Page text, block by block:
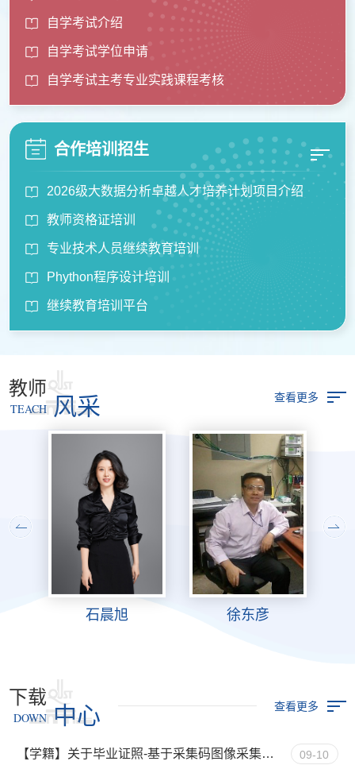
自学考试介绍
自学考试学位申请
自学考试主考专业实践课程考核
合作培训招生
2026级大数据分析卓越人才培养计划项目介绍
教师资格证培训
专业技术人员继续教育培训
Phython程序设计培训
继续教育培训平台
教师
TEACH 风采 查看更多
石晨旭 徐东彦
下载
DOWN 中心 查看更多
【学籍】关于毕业证照-基于采集码图像采集操作指南V1.0版（操作2） 09-10